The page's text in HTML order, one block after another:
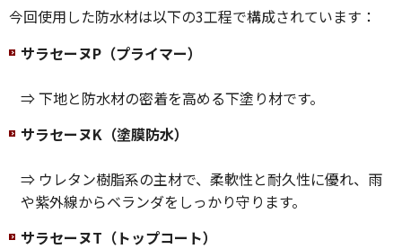
今回使用した防水材は以下の3工程で構成されています：
サラセーヌP（プライマー）
⇒ 下地と防水材の密着を高める下塗り材です。
サラセーヌK（塗膜防水）
⇒ ウレタン樹脂系の主材で、柔軟性と耐久性に優れ、雨
や紫外線からベランダをしっかり守ります。
サラセーヌT（トップコート）